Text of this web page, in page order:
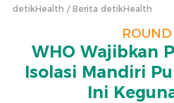
detikHealth Berita detikHealth
WHO Wajibkan
Isolasi Mandiri
Ini